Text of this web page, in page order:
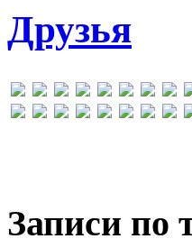
Друзья
Записи по